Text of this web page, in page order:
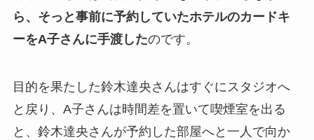
ら、そっと事前に予約していたホテルのカードキ
ーをA子さんに手渡したのです。
目的を果たした鈴木達央さんはすぐにスタジオへ
と戻り、A子さんは時間差を置いて喫煙室を出る
と、鈴木達央さんが予約した部屋へと一人で向か